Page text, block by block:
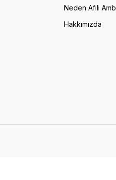
Neden Afili
Hakkımızda